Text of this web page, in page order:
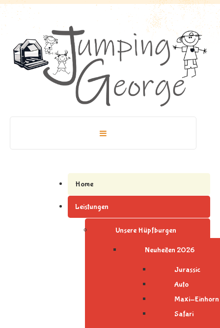
Home
Leistungen
Unsere Hüpfburgen
Neuheiten 2026
Jurassic
Auto
Maxi-Einhorn
Safari